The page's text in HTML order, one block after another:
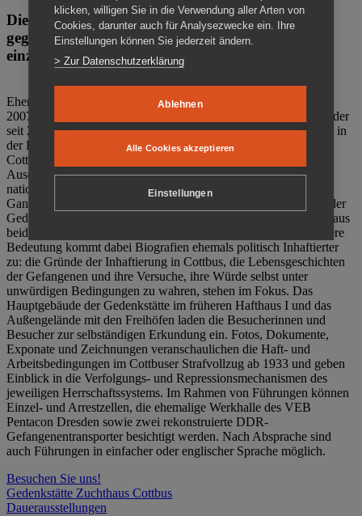
Die Gedenkstätte Zuchthaus Cottbus ist ein Ort
gegen das Vergessen. Anschaulich, nah und
einzigartig.
Ehemalige politische Häftlinge der DDR gründeten im Oktober
2007 den Verein Menschenrechtszentrum Cottbus e. V. (MRZ), der
seit 2011 Eigentümer des ehemaligen Gefängnisses (1860-2002) in
der Bautzener Straße und Träger der Gedenkstätte Zuchthaus
Cottbus ist. Im Zentrum der Arbeit der Gedenkstätte steht die
Auseinandersetzung mit politischem Unrecht während der
nationalsozialistischen Terrorherrschaft und der SED-Diktatur.
Ganzjährig zeigen mehrere Dauer- und Sonderausstellungen in der
Gedenkstätte Zuchthaus Cottbus Beispiele politischen Unrechts aus
beiden deutschen Diktaturen des 20. Jahrhunderts. Eine besondere
Bedeutung kommt dabei Biografien ehemals politisch Inhaftierter
zu: die Gründe der Inhaftierung in Cottbus, die Lebensgeschichten
der Gefangenen und ihre Versuche, ihre Würde selbst unter
unwürdigen Bedingungen zu wahren, stehen im Fokus. Das
Hauptgebäude der Gedenkstätte im früheren Hafthaus I und das
Außengelände mit den Freihöfen laden die Besucherinnen und
Besucher zur selbständigen Erkundung ein. Fotos, Dokumente,
Exponate und Zeichnungen veranschaulichen die Haft- und
Arbeitsbedingungen im Cottbuser Strafvollzug ab 1933 und geben
Einblick in die Verfolgungs- und Repressionsmechanismen des
jeweiligen Herrschaftssystems. Im Rahmen von Führungen können
Einzel- und Arrestzellen, die ehemalige Werkhalle des VEB
Pentacon Dresden sowie zwei rekonstruierte DDR-
Gefangenentransporter besichtigt werden. Nach Absprache sind
auch Führungen in einfacher oder englischer Sprache möglich.
Besuchen Sie uns!
Gedenkstätte Zuchthaus Cottbus
Dauerausstellungen
klicken, willigen Sie in die Verwendung aller Arten von
Cookies, darunter auch für Analysezwecke ein. Ihre
Einstellungen können Sie jederzeit ändern.
> Zur Datenschutzerklärung
Ablehnen
Alle Cookies akzeptieren
Einstellungen